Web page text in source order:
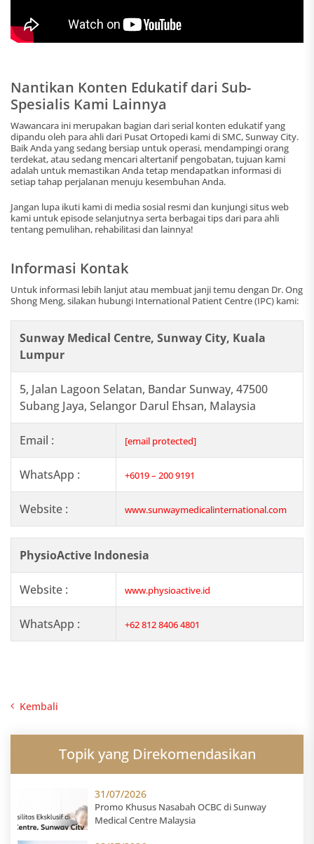
Nantikan Konten Edukatif dari Sub-
Spesialis Kami Lainnya
Wawancara ini merupakan bagian dari serial konten edukatif yang
dipandu oleh para ahli dari Pusat Ortopedi kami di SMC, Sunway City.
Baik Anda yang sedang bersiap untuk operasi, mendampingi orang
terdekat, atau sedang mencari altertanif pengobatan, tujuan kami
adalah untuk memastikan Anda tetap mendapatkan informasi di
setiap tahap perjalanan menuju kesembuhan Anda.
Jangan lupa ikuti kami di media sosial resmi dan kunjungi situs web
kami untuk episode selanjutnya serta berbagai tips dari para ahli
tentang pemulihan, rehabilitasi dan lainnya!
Informasi Kontak
Untuk informasi lebih lanjut atau membuat janji temu dengan Dr. Ong
Shong Meng, silakan hubungi International Patient Centre (IPC) kami:
Sunway Medical Centre, Sunway City, Kuala
Lumpur
5, Jalan Lagoon Selatan, Bandar Sunway, 47500
Subang Jaya, Selangor Darul Ehsan, Malaysia
Email : [email protected]
WhatsApp : +6019 – 200 9191
Website : www.sunwaymedicalinternational.com
PhysioActive Indonesia
Website : www.physioactive.id
WhatsApp : +62 812 8406 4801
Kembali
Topik yang Direkomendasikan
31/07/2026
Promo Khusus Nasabah OCBC di Sunway
Medical Centre Malaysia